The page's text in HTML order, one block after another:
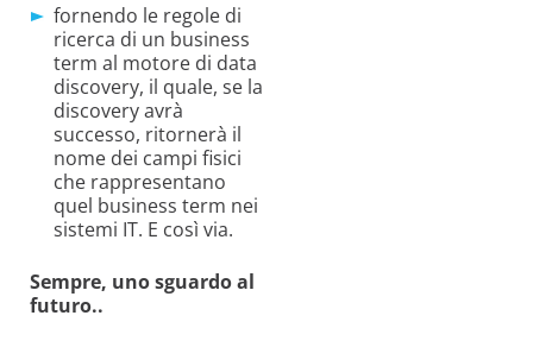
fornendo le regole di
ricerca di un business
term al motore di data
discovery, il quale, se la
discovery avrà
successo, ritornerà il
nome dei campi fisici
che rappresentano
quel business term nei
sistemi IT. E così via.
Sempre, uno sguardo al
futuro..